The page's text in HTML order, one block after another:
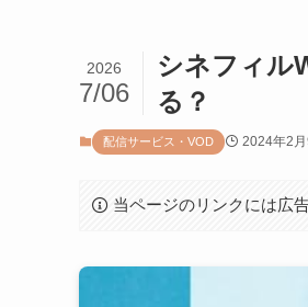
シネフィル
る？
2026
7/06
配信サービス・VOD 2024年2月
当ページのリンクには広